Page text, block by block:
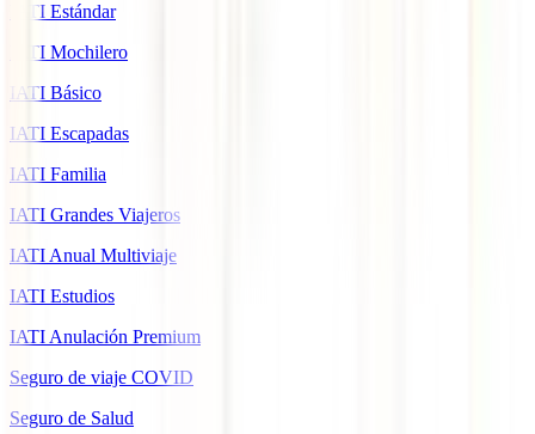
IATI Estándar
IATI Mochilero
IATI Básico
IATI Escapadas
IATI Familia
IATI Grandes Viajeros
IATI Anual Multiviaje
IATI Estudios
IATI Anulación Premium
Seguro de viaje COVID
Seguro de Salud